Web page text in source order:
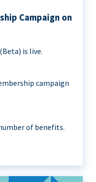
Campaign on
is live.
campaign
of benefits.